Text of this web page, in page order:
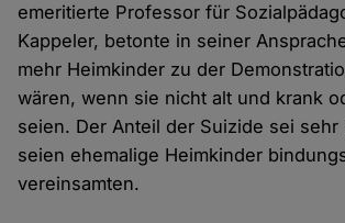
emeritierte Professor für
Kappeler, betonte in seiner
mehr Heimkinder zu der
wären, wenn sie nicht alt und krank
seien. Der Anteil der Suizide sei sehr
seien ehemalige Heimkinder
vereinsamten.